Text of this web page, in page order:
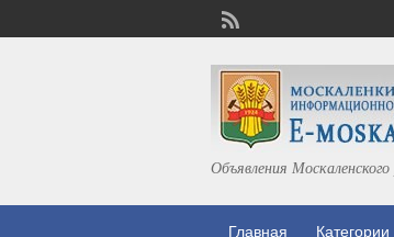
Объявления
Главная Категории